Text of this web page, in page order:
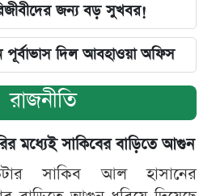
জন্য বড় সুখবর!
পূর্বাভাস দিল আবহাওয়া অফিস
রাজনীতি
মধ্যেই সাকিবের বাড়িতে আগুন
সাকিব আল হাসানের